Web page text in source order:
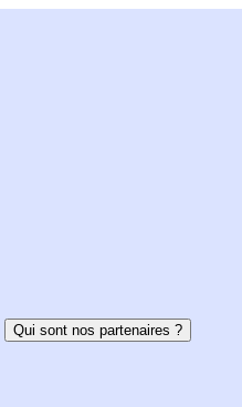
Qui sont nos partenaires ?